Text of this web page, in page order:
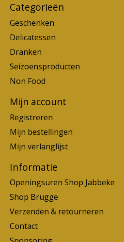
Categorieën
Geschenken
Delicatessen
Dranken
Seizoensproducten
Non Food
Mijn account
Registreren
Mijn bestellingen
Mijn verlanglijst
Informatie
Openingsuren Shop Jabbeke
Shop Brugge
Verzenden & retourneren
Contact